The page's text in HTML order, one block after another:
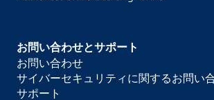
お問い合わせとサポート
お問い合わせ
サイバーセキュリティに関するお問い
サポート